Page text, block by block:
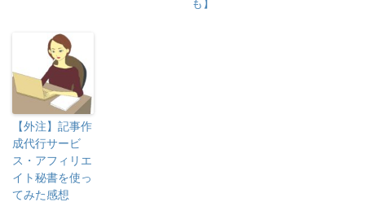
も】
【外注】記事作
成代行サービ
ス・アフィリエ
イト秘書を使っ
てみた感想